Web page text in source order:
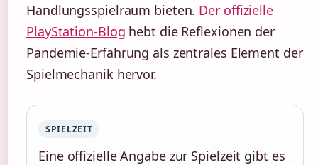
Handlungsspielraum bieten. Der offizielle
PlayStation-Blog hebt die Reflexionen der
Pandemie-Erfahrung als zentrales Element der
Spielmechanik hervor.
SPIELZEIT
Eine offizielle Angabe zur Spielzeit gibt es